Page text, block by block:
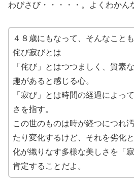
わびさび・・・・・。よくわかん
４８歳にもなって、そんなこと
侘び寂びとは
「侘び」とはつつましく、質素
趣があると感じる心。
「寂び」とは時間の経過によっ
さを指す。
この世のものは時が経つにつれ
たり変化するけど、それを劣化
化が織りなす多様な美しさを「
肯定することだよ。